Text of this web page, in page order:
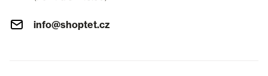
info@shoptet.cz